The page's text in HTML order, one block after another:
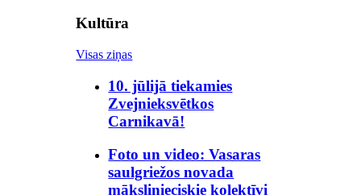
Kultūra
Visas ziņas
10. jūlijā tiekamies
Zvejnieksvētkos
Carnikavā!
Foto un video: Vasaras
saulgriežos novada
mākslinieciskie kolektīvi